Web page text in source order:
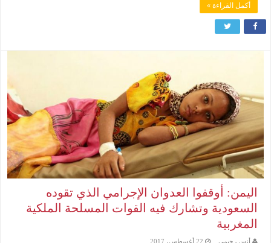
أكمل القراءة »
اليمن: أوقفوا العدوان الإجرامي الذي تقوده
السعودية وتشارك فيه القوات المسلحة الملكية
المغربية
أنس رحيمي 22 أغسطس، 2017